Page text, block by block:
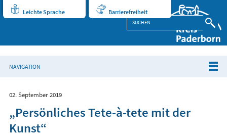
Leichte Sprache Barrierefreiheit
NAVIGATION
02. September 2019
„Persönliches Tete-à-tete mit der
Kunst“